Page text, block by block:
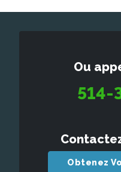
Ou
514-
Obtenez